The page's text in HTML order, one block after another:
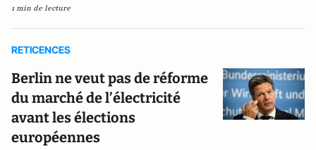
1 min de lecture
RETICENCES
Berlin ne veut pas de réforme
du marché de l’électricité
avant les élections
européennes